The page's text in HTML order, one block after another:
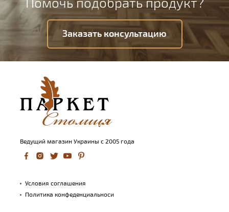
Заказать консультацию
Ведущий магазин Украины с 2005 года
Условия соглашения
Политика конфеденциальноси